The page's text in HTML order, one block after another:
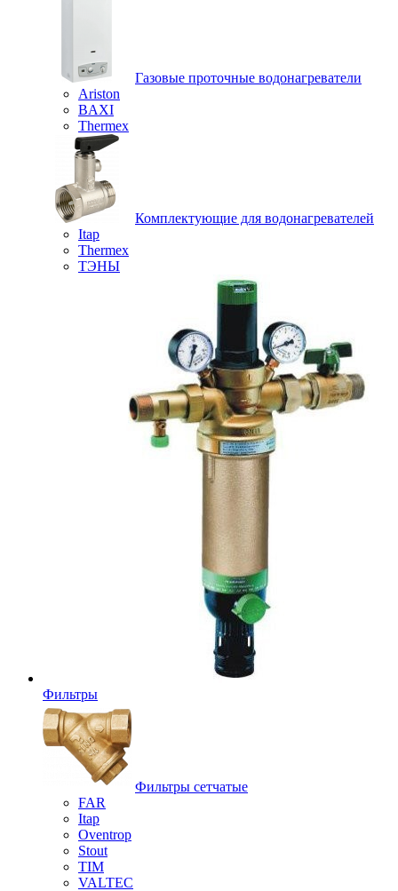
Газовые проточные водонагреватели
Ariston
BAXI
Thermex
Комплектующие для водонагревателей
Itap
Thermex
ТЭНЫ
Фильтры
Фильтры сетчатые
FAR
Itap
Oventrop
Stout
TIM
VALTEC